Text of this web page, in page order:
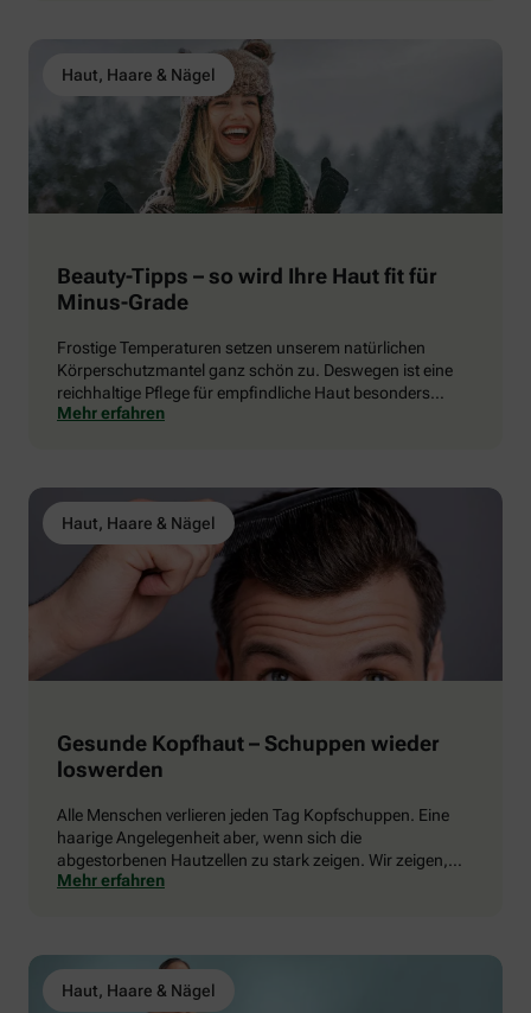
Haut, Haare & Nägel
Beauty-Tipps – so wird Ihre Haut fit für
Minus-Grade
Frostige Temperaturen setzen unserem natürlichen
Körperschutzmantel ganz schön zu. Deswegen ist eine
reichhaltige Pflege für empfindliche Haut besonders
wichtig.
Mehr erfahren
Haut, Haare & Nägel
Gesunde Kopfhaut – Schuppen wieder
loswerden
Alle Menschen verlieren jeden Tag Kopfschuppen. Eine
haarige Angelegenheit aber, wenn sich die
abgestorbenen Hautzellen zu stark zeigen. Wir zeigen,
wie bewährte Pflege dagegen hilft.
Mehr erfahren
Haut, Haare & Nägel